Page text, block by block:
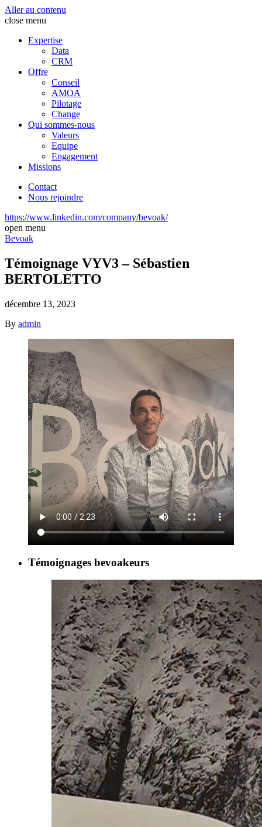
Aller au contenu
close menu
Expertise
Data
CRM
Offre
Conseil
AMOA
Pilotage
Change
Qui sommes-nous
Valeurs
Equipe
Engagement
Missions
Contact
Nous rejoindre
https://www.linkedin.com/company/bevoak/
open menu
Bevoak
Témoignage VYV3 – Sébastien
BERTOLETTO
décembre 13, 2023
By admin
Témoignages bevoakeurs